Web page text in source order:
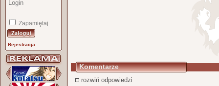
Zapamiętaj
Rejestracja
Komentarze
rozwiń odpowiedzi